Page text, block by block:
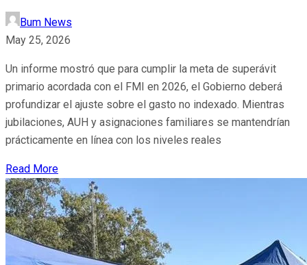
Bum News
May 25, 2026
Un informe mostró que para cumplir la meta de superávit
primario acordada con el FMI en 2026, el Gobierno deberá
profundizar el ajuste sobre el gasto no indexado. Mientras
jubilaciones, AUH y asignaciones familiares se mantendrían
prácticamente en línea con los niveles reales
Read More